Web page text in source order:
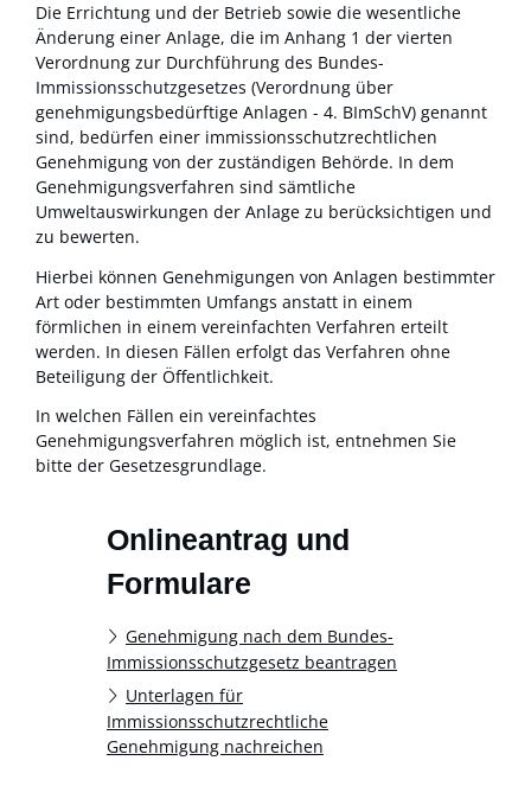
Die Errichtung und der Betrieb sowie die wesentliche
Änderung einer Anlage, die im Anhang 1 der vierten
Verordnung zur Durchführung des Bundes-
Immissionsschutzgesetzes (Verordnung über
genehmigungsbedürftige Anlagen - 4. BImSchV) genannt
sind, bedürfen einer immissionsschutzrechtlichen
Genehmigung von der zuständigen Behörde. In dem
Genehmigungsverfahren sind sämtliche
Umweltauswirkungen der Anlage zu berücksichtigen und
zu bewerten.
Hierbei können Genehmigungen von Anlagen bestimmter
Art oder bestimmten Umfangs anstatt in einem
förmlichen in einem vereinfachten Verfahren erteilt
werden. In diesen Fällen erfolgt das Verfahren ohne
Beteiligung der Öffentlichkeit.
In welchen Fällen ein vereinfachtes
Genehmigungsverfahren möglich ist, entnehmen Sie
bitte der Gesetzesgrundlage.
Onlineantrag und
Formulare
Genehmigung nach dem Bundes-
Immissionsschutzgesetz beantragen
Unterlagen für
Immissionsschutzrechtliche
Genehmigung nachreichen